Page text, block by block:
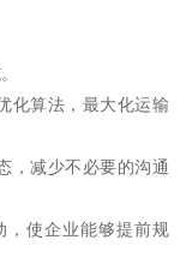
化算法，最大化运输
，减少不必要的沟通
，使企业能够提前规